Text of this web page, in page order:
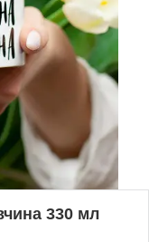
330 мл